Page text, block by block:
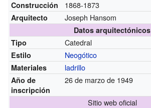
Construcción 1868-1873
Arquitecto Joseph Hansom
Datos arquitectónicos
Tipo
Catedral
Estilo Neogótico
Materiales ladrillo
Año de
inscripción
26 de marzo de 1949
Sitio web oficial